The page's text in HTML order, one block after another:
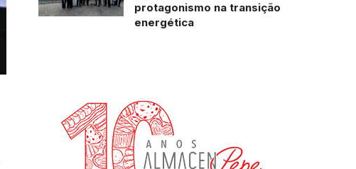
protagonismo na transição
energética